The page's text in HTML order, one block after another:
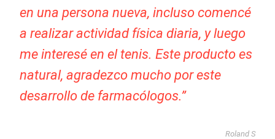
en una persona nueva, incluso comencé
a realizar actividad física diaria, y luego
me interesé en el tenis. Este producto es
natural, agradezco mucho por este
desarrollo de farmacólogos.”
Roland S